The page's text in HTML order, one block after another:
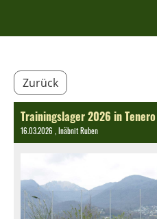
Zurück
Trainingslager 2026 in Tenero
16.03.2026 , Inäbnit Ruben